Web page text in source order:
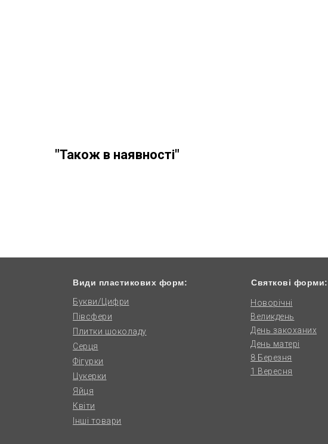
"Також в наявності"
Види пластикових форм: Святкові форми:
Новорічні
Плитки шоколаду
Серця
Півсфери
Цукерки
Фігурки
Квіти
День матері
День закоханих
Яйця
8 Березня
Букви/Цифри
1 Вересня
Інші товари
Великдень